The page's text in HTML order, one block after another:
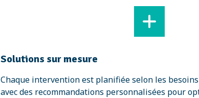
Solutions sur mesure
Chaque intervention est planifiée selon les
avec des recommandations personnalisées pour